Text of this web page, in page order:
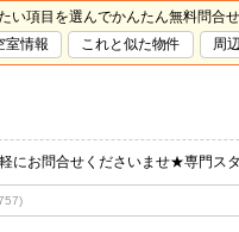
い項目を選んでかんたん無料問合せ
室情報 これと似た物件 周